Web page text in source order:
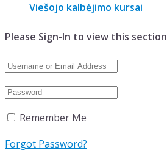
Viešojo kalbėjimo kursai
Please Sign-In to view this section
Remember Me
Forgot Password?